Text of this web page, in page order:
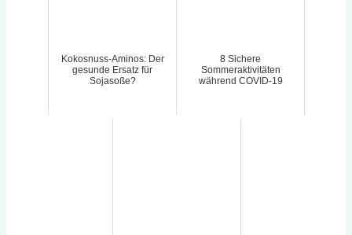
Kokosnuss-Aminos: Der
gesunde Ersatz für
Sojasoße?
8 Sichere
Sommeraktivitäten
während COVID-19